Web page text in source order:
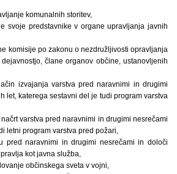
komunalnih storitev,
svoje predstavnike v organe upravljanja javnih
komisije po zakonu o nezdružljivosti opravljanja
člane organov občine, ustanovljenih
izvajanja varstva pred naravnimi in drugimi
let, katerega sestavni del je tudi program varstva
varstva pred naravnimi in drugimi nesrečami
letni program varstva pred požari,
pred naravnimi in drugimi nesrečami in določi
kot javna služba,
občinskega sveta v vojni,